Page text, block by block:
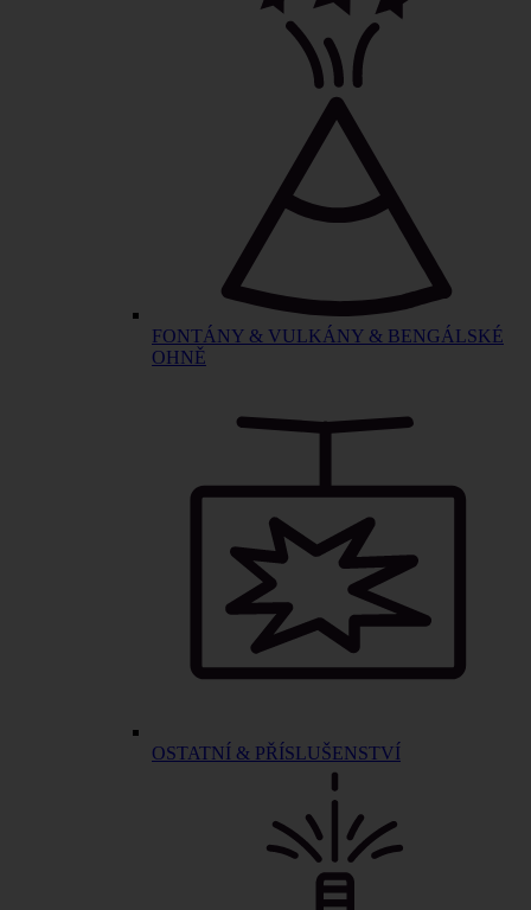
FONTÁNY & VULKÁNY & BENGÁLSKÉ
OHNĚ
OSTATNÍ & PŘÍSLUŠENSTVÍ